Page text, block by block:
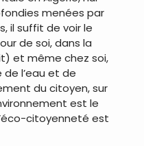
menées par
il suffit de voir le
de soi, dans la
et même chez soi,
l’eau et de
du citoyen, sur
est le
citoyenneté est